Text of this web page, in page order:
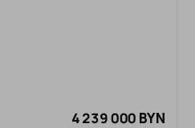
4 239 000 BYN